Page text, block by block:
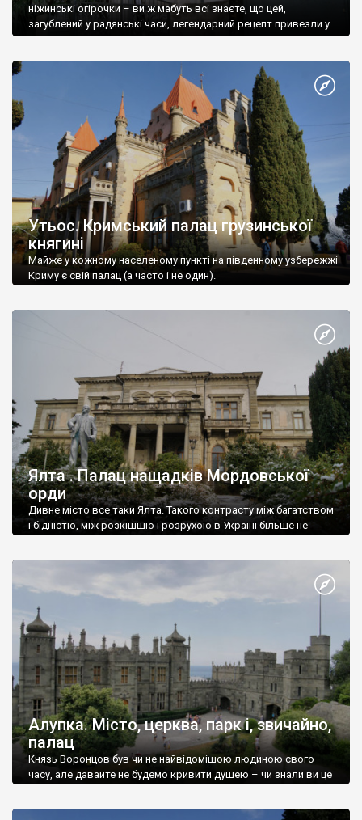
ніжинські огірочки – ви ж мабуть всі знаєте, що цей,
загублений у радянські часи, легендарний рецепт привезли у
Ніжин греки?
Утьос. Кримський палац грузинської
княгині
Майже у кожному населеному пункті на південному узбережжі
Криму є свій палац (а часто і не один).
Ялта . Палац нащадків Мордовської
орди
Дивне місто все таки Ялта. Такого контрасту між багатством
і бідністю, між розкішшю і розрухою в Україні більше не
Алупка. Місто, церква, парк і, звичайно,
палац
Князь Воронцов був чи не найвідомішою людиною свого
часу, але давайте не будемо кривити душею – чи знали ви це